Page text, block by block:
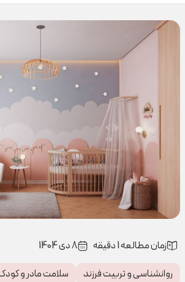
زمان مطالعه 1 دقیقه
8 دی 1404
روانشناسی و تربیت فرزند
سلامت مادر و